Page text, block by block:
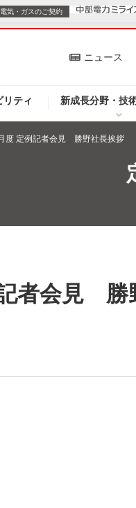
リティ 新成長分野・技
ニュース
ご案内
電気・ガスのご契約
個人のお客さま
度 定例記者会見 勝野社長挨拶
者会見 勝